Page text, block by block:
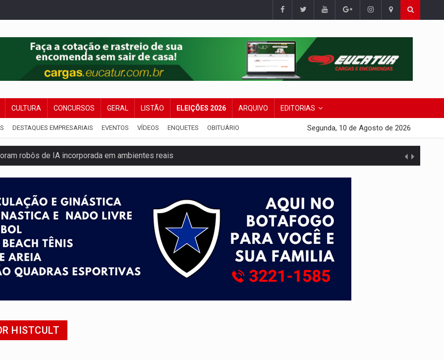
CULTURA CONCURSOS GERAL LISTÃO ELEIÇÕES 2026 ARQUIVO EDITORIAS
DESTAQUES EMPRESARIAIS EVENTOS VÍDEOS ENQUETES OBITUÁRIO Segunda, 10 de Agosto de 2026
robôs de IA incorporada em ambientes reais
explodir asteroide com bomba nuclear espacial
de caminhone Amarok
virou o meu jantar favorito
começar com pouco dinheiro e virar fonte de renda
continental e posição estratégica na América do Sul
quem quer morar sozinho
prazo, mas exige atenção aos sinais
HISTCULT